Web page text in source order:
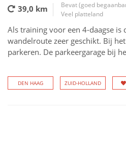
39,0 km
Bevat (goed
Veel platteland
Als training voor een 4-daagse is
wandelroute zeer geschikt. Bij
parkeren. De parkeergarage bij
DEN HAAG ZUID-HOLLAND